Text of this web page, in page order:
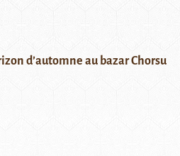
d’automne au bazar Chorsu